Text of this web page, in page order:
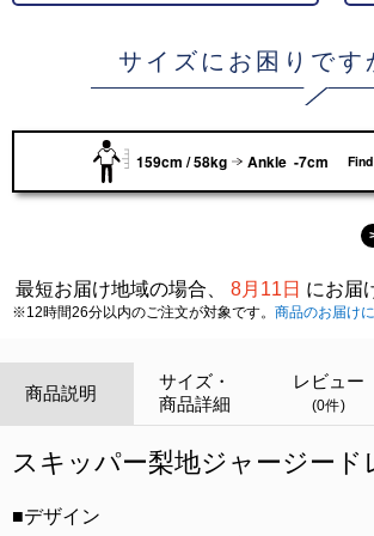
サイズにお困りです
159cm / 58kg Ankle -7cm
最短お届け地域の場合、 8月11日 にお届
※12時間26分以内のご注文が対象です。 商品のお届け
商品説明
サイズ・
商品詳細
レビュー
(0件)
スキッパー梨地ジャージード
■デザイン